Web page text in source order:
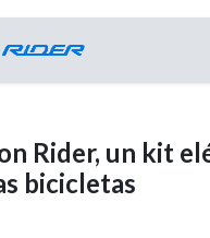
Rider, un kit
bicicletas